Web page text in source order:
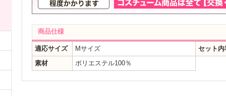
商品仕様
適応サイズ Mサイズ セット内
素材
ポリエステル100％